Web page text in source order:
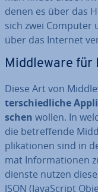
denen es über das
sich zwei Computer
über das Internet
Midd­le­wa­re für
Diese Art von
ter­schied­li­che
schen wollen. In
die be­tref­fen­de
pli­ka­tio­nen sind in
mat In­for­ma­tio­nen
diens­te nutzen
JSON (Ja­va­Script